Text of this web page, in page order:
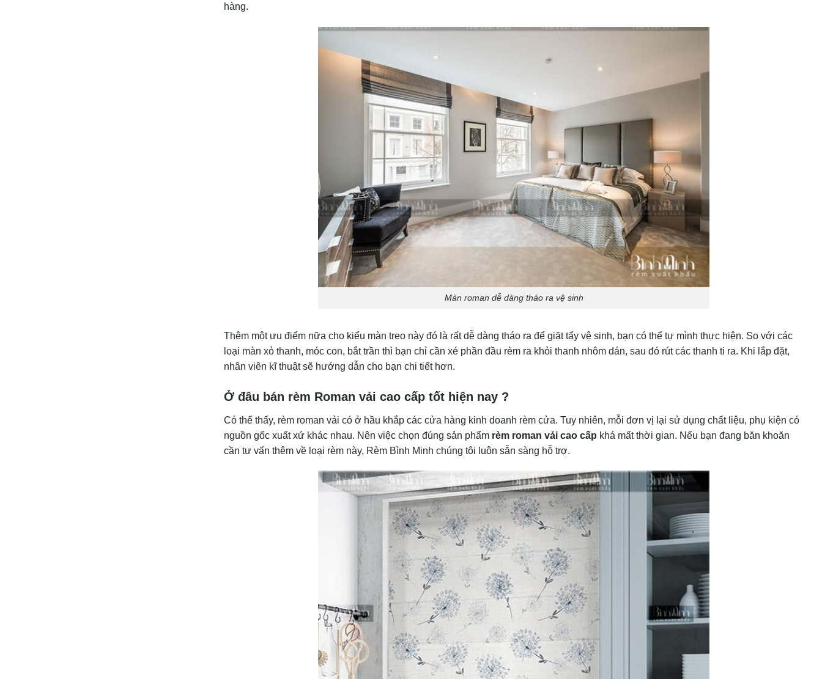
hàng.
Màn roman dễ dàng tháo ra vệ sinh
Thêm một ưu điểm nữa cho kiểu màn treo này đó là rất dễ dàng tháo ra để giặt tẩy vệ sinh, bạn có thể tự mình thực hiện. So với các
loại màn xỏ thanh, móc con, bắt trần thì bạn chỉ cần xé phần đầu rèm ra khỏi thanh nhôm dán, sau đó rút các thanh ti ra. Khi lắp đặt,
nhân viên kĩ thuật sẽ hướng dẫn cho bạn chi tiết hơn.
Ở đâu bán rèm Roman vải cao cấp tốt hiện nay ?
Có thể thấy, rèm roman vải có ở hầu khắp các cửa hàng kinh doanh rèm cửa. Tuy nhiên, mỗi đơn vị lại sử dụng chất liệu, phụ kiện có
nguồn gốc xuất xứ khác nhau. Nên việc chọn đúng sản phẩm rèm roman vải cao cấp khá mất thời gian. Nếu bạn đang băn khoăn
cần tư vấn thêm về loại rèm này, Rèm Bình Minh chúng tôi luôn sẵn sàng hỗ trợ.